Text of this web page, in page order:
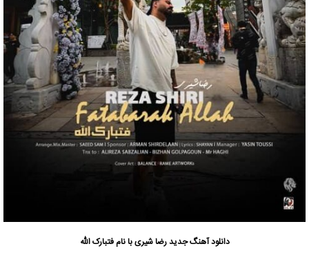
دانلود آهنگ جدیدرضا شیری با نام فتبارک الله